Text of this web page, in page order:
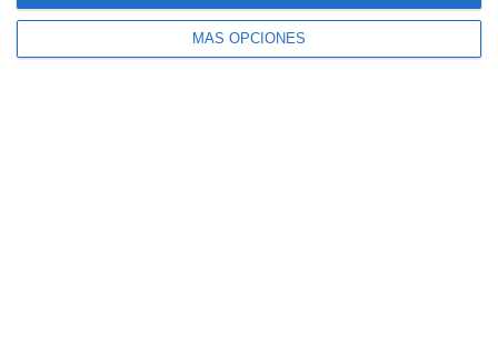
MÁS OPCIONES
Osteopatía Craneal
Osteopatía Estructural